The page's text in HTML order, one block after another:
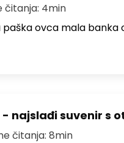
čitanja: 4min
paška ovca mala banka
- najslađi suvenir s
čitanja: 8min